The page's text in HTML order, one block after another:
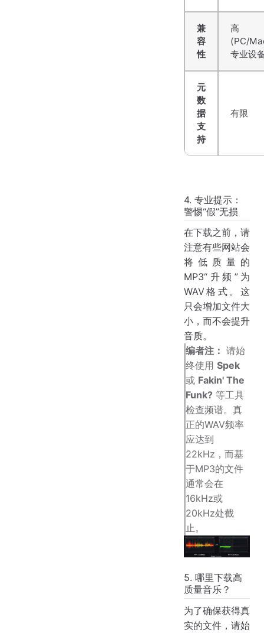
兼
容
性
高
(PC/
专业设
元
数
据
支
持
有限
4. 专业提示：
警惕“假”无损
在下载之前，请
注意有些网站会
将低质量的
MP3“升频”为
WAV格式。这
只会增加文件大
小，而不会提升
音质。
编者注： 请始
终使用Spek
或 Fakin' The
Funk? 等工具
检查频谱。真
正的WAV频率
应达到
22kHz，而基
于MP3的文件
通常会在
16kHz或
20kHz处截
止。
5. 哪里下载高
质量音乐？
为了确保获得真
实的文件，请始